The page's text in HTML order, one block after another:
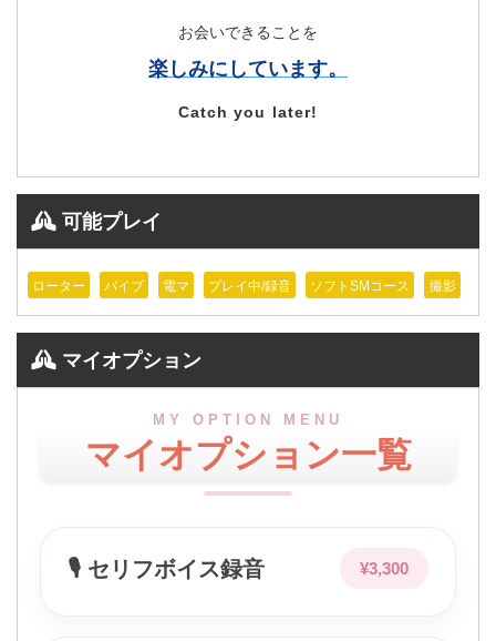
お会いできることを
楽しみにしています。
Catch you later!
可能プレイ
ローター バイブ 電マ プレイ中/録音 ソフトSMコース 撮影
マイオプション
MY OPTION MENU
マイオプション一覧
🎙 セリフボイス録音 ¥3,300